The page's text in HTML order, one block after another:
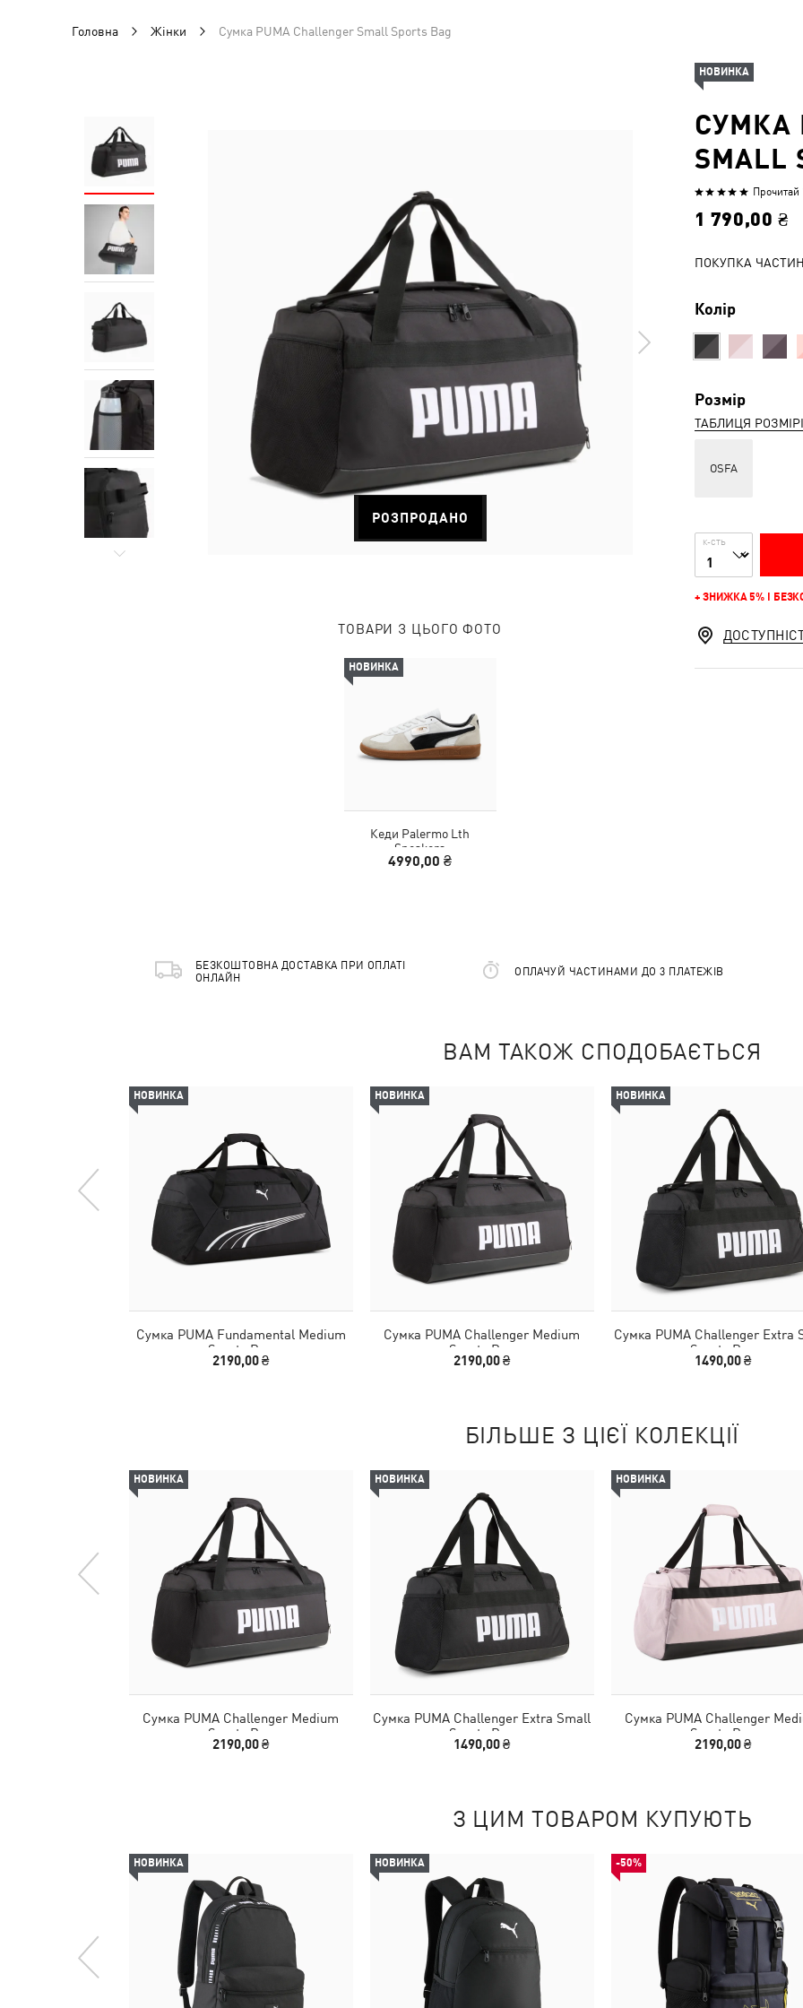
Головна Жінки Сумка PUMA Challenger Small Sports Bag
РОЗПРОДАНО
ТОВАРИ З ЦЬОГО ФОТО
НОВИНКА
Кеди Palermo Lth
Sneakers
4990,00 ₴
СУМКА
SMALL
Оцінено
з
Прочитай
1 790,00 ₴
ПОКУПКА
Колір
Розмір
ТАБЛИЦЯ
OSFA
К-СТЬ
+ ЗНИЖКА 5% І
НОВИНКА
БЕЗКОШТОВНА ДОСТАВКА ПРИ ОПЛАТІ
ОНЛАЙН
ОПЛАЧУЙ ЧАСТИНАМИ ДО 3 ПЛАТЕЖІВ
ВАМ ТАКОЖ СПОДОБАЄТЬСЯ
НОВИНКА
Сумка PUMA Fundamental Medium
Sports Bag
2190,00 ₴
НОВИНКА
Сумка PUMA Challenger Medium
Sports Bag
2190,00 ₴
НОВИНКА
Сумка PUMA Challenger Extra
Sports Bag
1490,00 ₴
БІЛЬШЕ З ЦІЄЇ КОЛЕКЦІЇ
НОВИНКА
Сумка PUMA Challenger Medium
Sports Bag
2190,00 ₴
НОВИНКА
Сумка PUMA Challenger Extra Small
Sports Bag
1490,00 ₴
НОВИНКА
Сумка PUMA Challenger
Sports Bag
2190,00 ₴
З ЦИМ ТОВАРОМ КУПУЮТЬ
НОВИНКА НОВИНКА -50%